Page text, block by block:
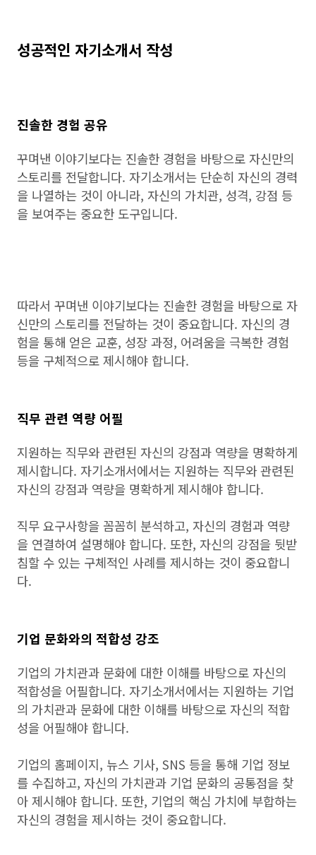
성공적인 자기소개서 작성
진솔한 경험 공유
꾸며낸 이야기보다는 진솔한 경험을 바탕으로 자신만의
스토리를 전달합니다. 자기소개서는 단순히 자신의 경력
을 나열하는 것이 아니라, 자신의 가치관, 성격, 강점 등
을 보여주는 중요한 도구입니다.
따라서 꾸며낸 이야기보다는 진솔한 경험을 바탕으로 자
신만의 스토리를 전달하는 것이 중요합니다. 자신의 경
험을 통해 얻은 교훈, 성장 과정, 어려움을 극복한 경험
등을 구체적으로 제시해야 합니다.
직무 관련 역량 어필
지원하는 직무와 관련된 자신의 강점과 역량을 명확하게
제시합니다. 자기소개서에서는 지원하는 직무와 관련된
자신의 강점과 역량을 명확하게 제시해야 합니다.
직무 요구사항을 꼼꼼히 분석하고, 자신의 경험과 역량
을 연결하여 설명해야 합니다. 또한, 자신의 강점을 뒷받
침할 수 있는 구체적인 사례를 제시하는 것이 중요합니
다.
기업 문화와의 적합성 강조
기업의 가치관과 문화에 대한 이해를 바탕으로 자신의
적합성을 어필합니다. 자기소개서에서는 지원하는 기업
의 가치관과 문화에 대한 이해를 바탕으로 자신의 적합
성을 어필해야 합니다.
기업의 홈페이지, 뉴스 기사, SNS 등을 통해 기업 정보
를 수집하고, 자신의 가치관과 기업 문화의 공통점을 찾
아 제시해야 합니다. 또한, 기업의 핵심 가치에 부합하는
자신의 경험을 제시하는 것이 중요합니다.